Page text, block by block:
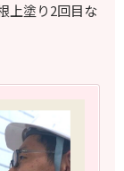
上塗り2回目な